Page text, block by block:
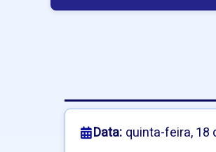
Data: quinta-feira, 18